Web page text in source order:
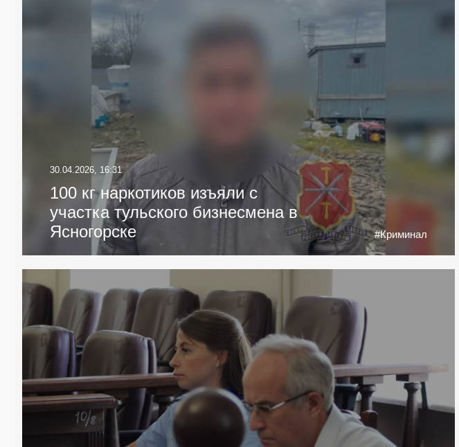
30.04.2026, 16:31
100 кг наркотиков изъяли с
участка тульского бизнесмена в
Ясногорске
#Криминал